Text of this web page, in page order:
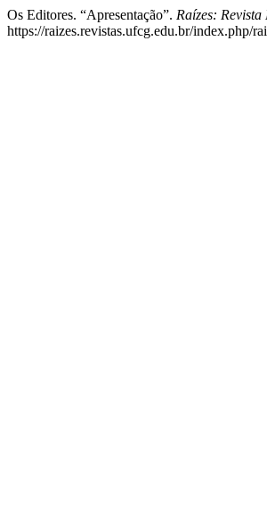
Os Editores. “Apresentação”. Raízes:
https://raizes.revistas.ufcg.edu.br/index.php/